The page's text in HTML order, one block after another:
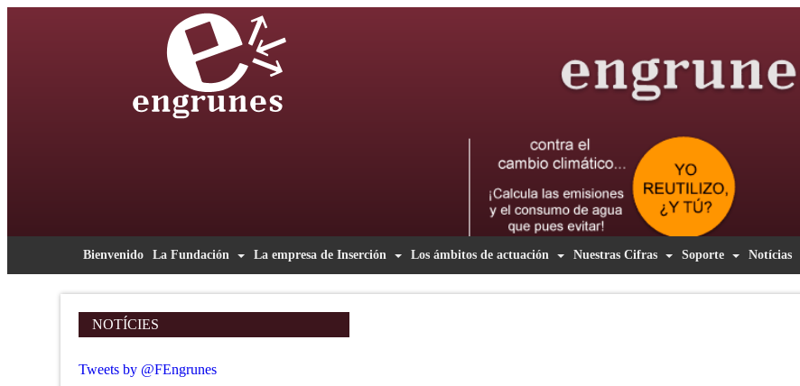
Bienvenido La Fundación La empresa de Inserción Los ámbitos de actuación Nuestras Cifras Soporte Notícias
NOTÍCIES
Tweets by @FEngrunes